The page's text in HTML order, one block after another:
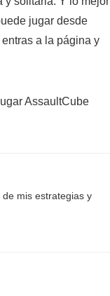
jugar desde
a la página y
AssaultCube
mis estrategias y